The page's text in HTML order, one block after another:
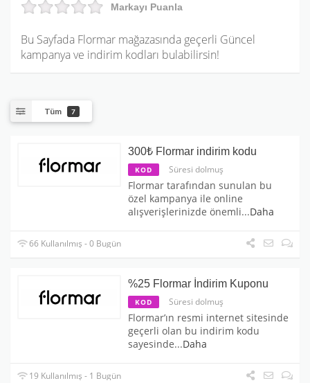
Markayı Puanla
Bu Sayfada Flormar mağazasında geçerli Güncel
kampanya ve indirim kodları bulabilirsin!
Tüm 7
300₺ Flormar indirim kodu
KOD Süresi dolmuş
Flormar tarafından sunulan bu
özel kampanya ile online
alışverişlerinizde önemli...Daha
66 Kullanılmış - 0 Bugün
%25 Flormar İndirim Kuponu
KOD Süresi dolmuş
Flormar’ın resmi internet sitesinde
geçerli olan bu indirim kodu
sayesinde...Daha
19 Kullanılmış - 1 Bugün